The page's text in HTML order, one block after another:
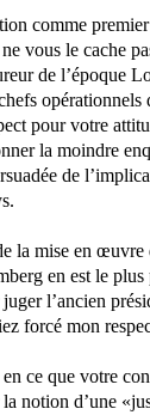
comme
vous le cache
de l’époque
opérationnels
pour votre
la moindre
de
la mise en
en est le
l’ancien
forcé mon
ce que votre
notion d’une